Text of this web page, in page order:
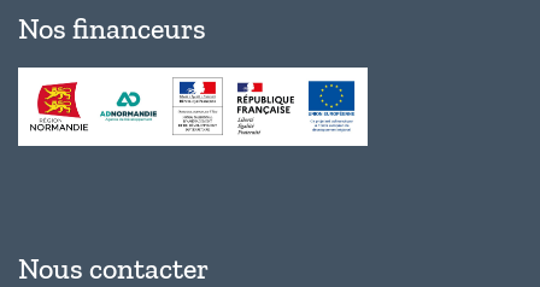
Nos financeurs
Nous contacter